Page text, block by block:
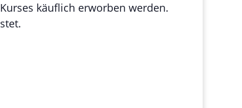
käuflich erworben werden.